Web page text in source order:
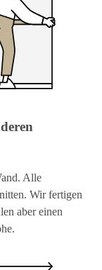
Alle
Wir fertigen
aber einen